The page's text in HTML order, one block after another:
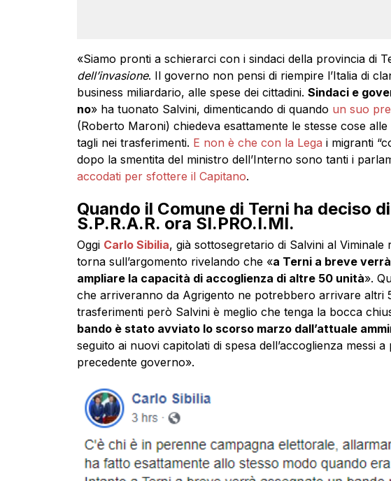
«Siamo pronti a schierarci con i sindaci della provincia di
dell’invasione. Il governo non pensi di riempire l’Italia di
business miliardario, alle spese dei cittadini. Sindaci e
no» ha tuonato Salvini, dimenticando di quando un suo
(Roberto Maroni) chiedeva esattamente le stesse cose
tagli nei trasferimenti. E non è che con la Lega i migranti
dopo la smentita del ministro dell’Interno sono tanti i
accodati per sfottere il Capitano.
Quando il Comune di Terni ha deciso
S.P.R.A.R. ora SI.PRO.I.MI.
Oggi Carlo Sibilia, già sottosegretario di Salvini al
torna sull’argomento rivelando che «a Terni a breve
ampliare la capacità di accoglienza di altre 50 unità».
che arriveranno da Agrigento ne potrebbero arrivare altri
trasferimenti però Salvini è meglio che tenga la bocca
bando è stato avviato lo scorso marzo dall’attuale
seguito ai nuovi capitolati di spesa dell’accoglienza messi
precedente governo».